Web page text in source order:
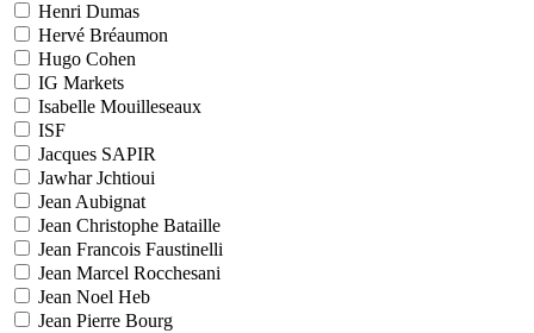
Henri Dumas
Hervé Bréaumon
Hugo Cohen
IG Markets
Isabelle Mouilleseaux
ISF
Jacques SAPIR
Jawhar Jchtioui
Jean Aubignat
Jean Christophe Bataille
Jean Francois Faustinelli
Jean Marcel Rocchesani
Jean Noel Heb
Jean Pierre Bourg